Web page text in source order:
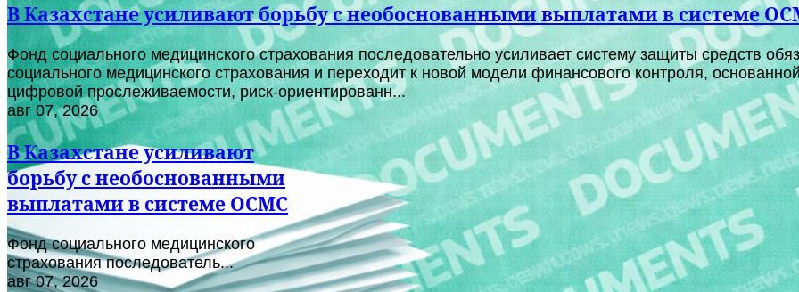
В Казахстане усиливают борьбу с необоснованными выплатами в системе
Фонд социального медицинского страхования последовательно усиливает систему защиты средств
социального медицинского страхования и переходит к новой модели финансового контроля,
цифровой прослеживаемости, риск-ориентированн...
авг 07, 2026
В Казахстане усиливают
борьбу с необоснованными
выплатами в системе ОСМС
Фонд социального медицинского
страхования последователь...
авг 07, 2026